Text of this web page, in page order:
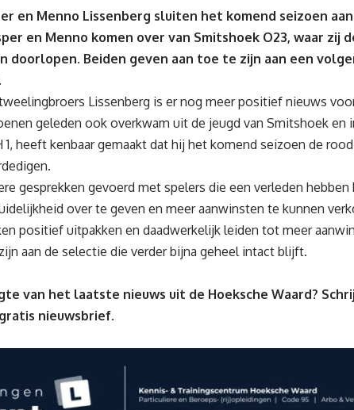
en Menno Lissenberg sluiten het komend seizoen
en Menno komen over van Smitshoek O23, waar zij
doorlopen. Beiden geven aan toe te zijn aan een
Lissenberg is er nog meer positief nieuws
geleden ook overkwam uit de jeugd van Smitshoek en
1, heeft kenbaar gemaakt dat hij het komend seizoen de
gesprekken gevoerd met spelers die een verleden hebben
over te geven en meer aanwinsten te kunnen
positief uitpakken en daadwerkelijk leiden tot meer
aan de selectie die verder bijna geheel intact blijft.
van het laatste nieuws uit de Hoeksche Waard?
nieuwsbrief.